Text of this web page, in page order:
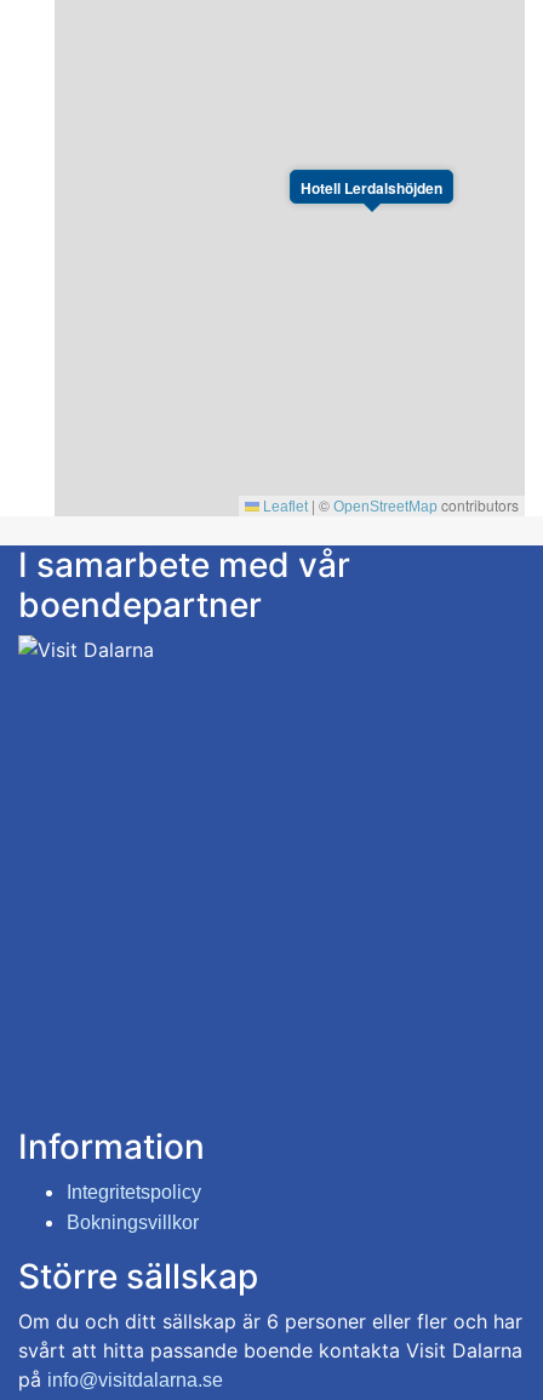
Hotell Lerdalshöjden
Leaflet | © OpenStreetMap contributors
I samarbete med vår
boendepartner
Information
Integritetspolicy
Bokningsvillkor
Större sällskap
Om du och ditt sällskap är 6 personer eller fler och har
svårt att hitta passande boende kontakta Visit Dalarna
på info@visitdalarna.se